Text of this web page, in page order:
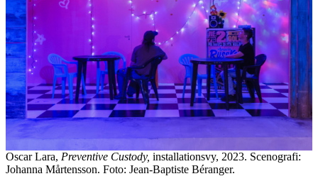
Oscar Lara, Preventive Custody, installationsvy, 2023. Scenografi:
Johanna Mårtensson. Foto: Jean-Baptiste Béranger.